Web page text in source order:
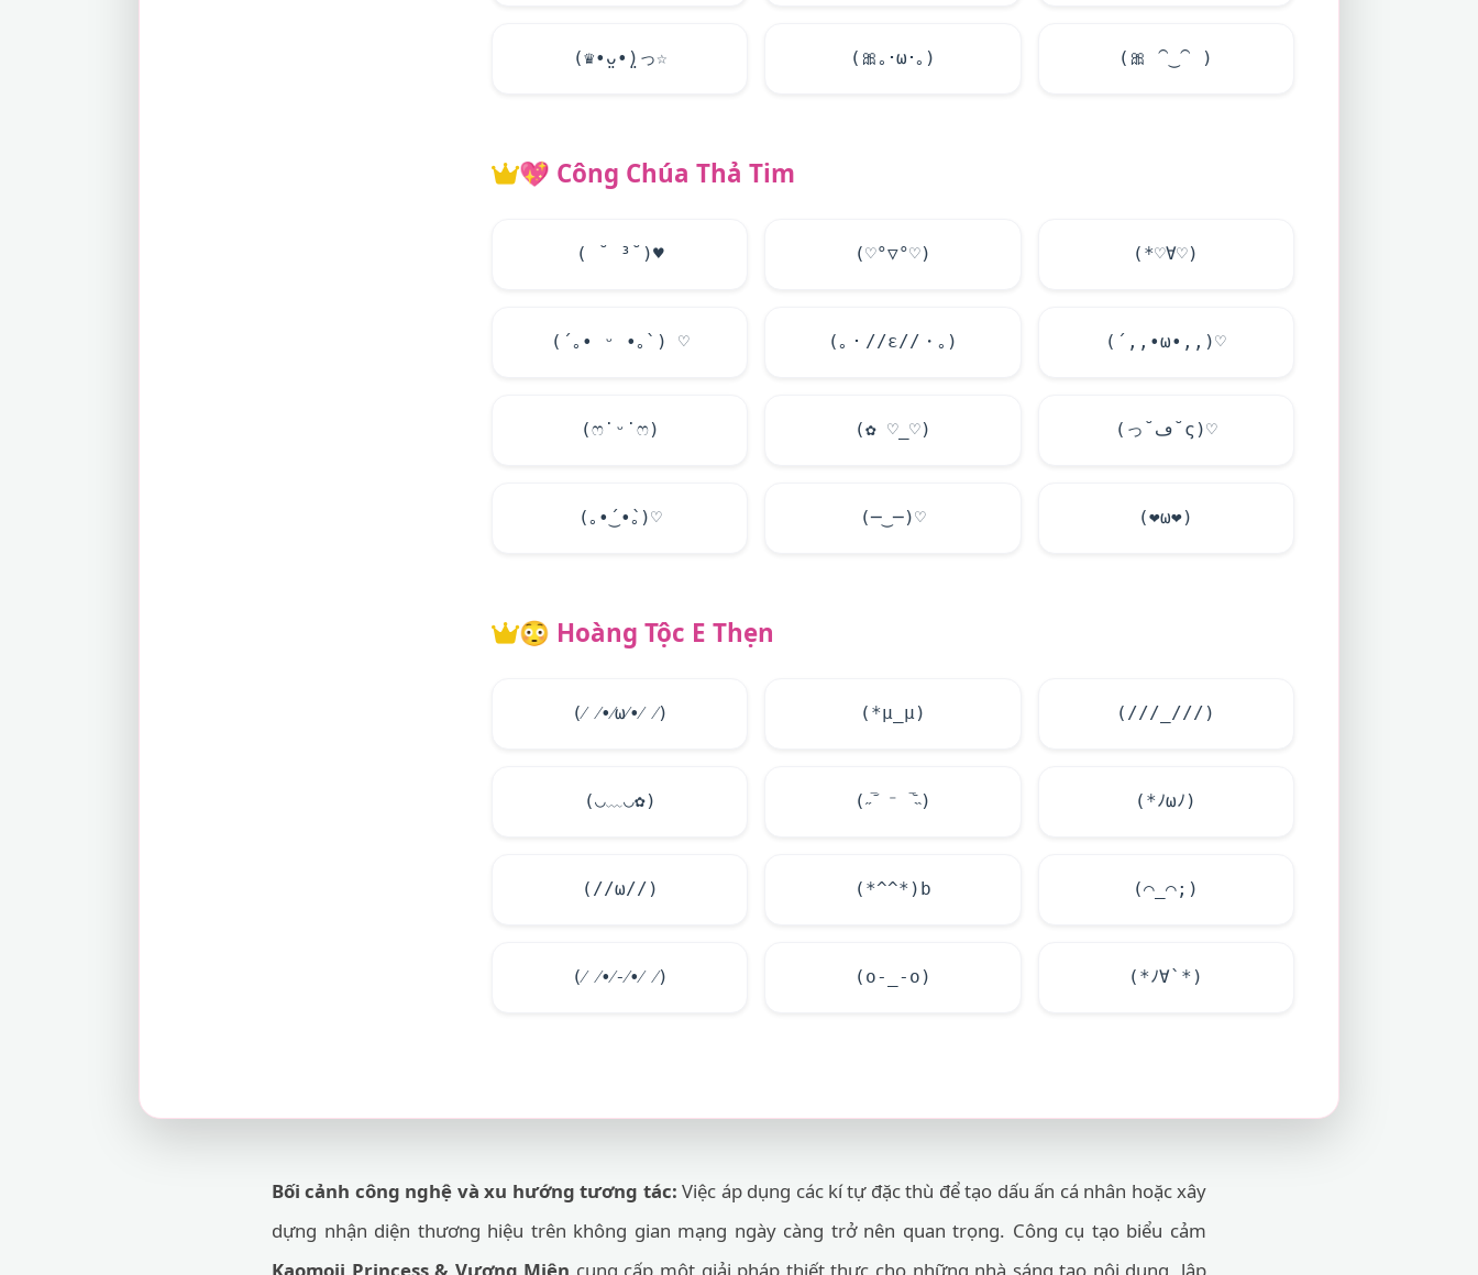
(♛•̤ᴗ•̤)っ☆ ( 🎀｡･ω･｡) ( 🎀 ⁀‿⁀ )
💖 Công Chúa Thả Tim
( ˘ ³˘)♥ (♡°▽°♡) (*♡∀♡)
(´｡• ᵕ •｡`) ♡ (｡・//ε//・｡) (´,,•ω•,,)♡
(ෆ˙ᵕ˙ෆ) (✿ ♡_♡) (っ˘ڡ˘ς)♡
(｡•́‿•̀｡)♡ (─‿─)♡ (❤ω❤)
😳 Hoàng Tộc E Thẹn
(⁄ ⁄•⁄ω⁄•⁄ ⁄) (*μ_μ) (///_///)
(◡﹏◡✿) (˶‾᷄ ⁻ ‾᷅˵) (*ﾉωﾉ)
(//ω//) (*^^*)b (⌒_⌒;)
(⁄ ⁄•⁄-⁄•⁄ ⁄) (o-_-o) (*ﾉ∀`*)
Bối cảnh công nghệ và xu hướng tương tác: Việc áp dụng các kí tự đặc thù để tạo dấu ấn cá nhân hoặc xây
dựng nhận diện thương hiệu trên không gian mạng ngày càng trở nên quan trọng. Công cụ tạo biểu cảm